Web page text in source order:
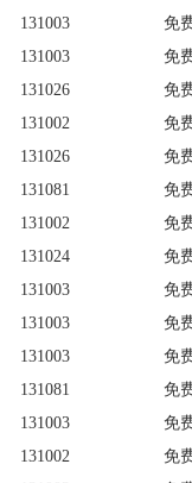
131003
免
131003
免
131026
免
131002
免
131026
免
131081
免
131002
免
131024
免
131003
免
131003
免
131003
免
131081
免
131003
免
131002
免